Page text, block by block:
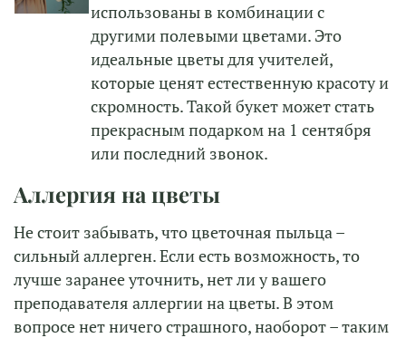
использованы в комбинации с
другими полевыми цветами. Это
идеальные цветы для учителей,
которые ценят естественную красоту и
скромность. Такой букет может стать
прекрасным подарком на 1 сентября
или последний звонок.
Аллергия на цветы
Не стоит забывать, что цветочная пыльца –
сильный аллерген. Если есть возможность, то
лучше заранее уточнить, нет ли у вашего
преподавателя аллергии на цветы. В этом
вопросе нет ничего страшного, наоборот – таким